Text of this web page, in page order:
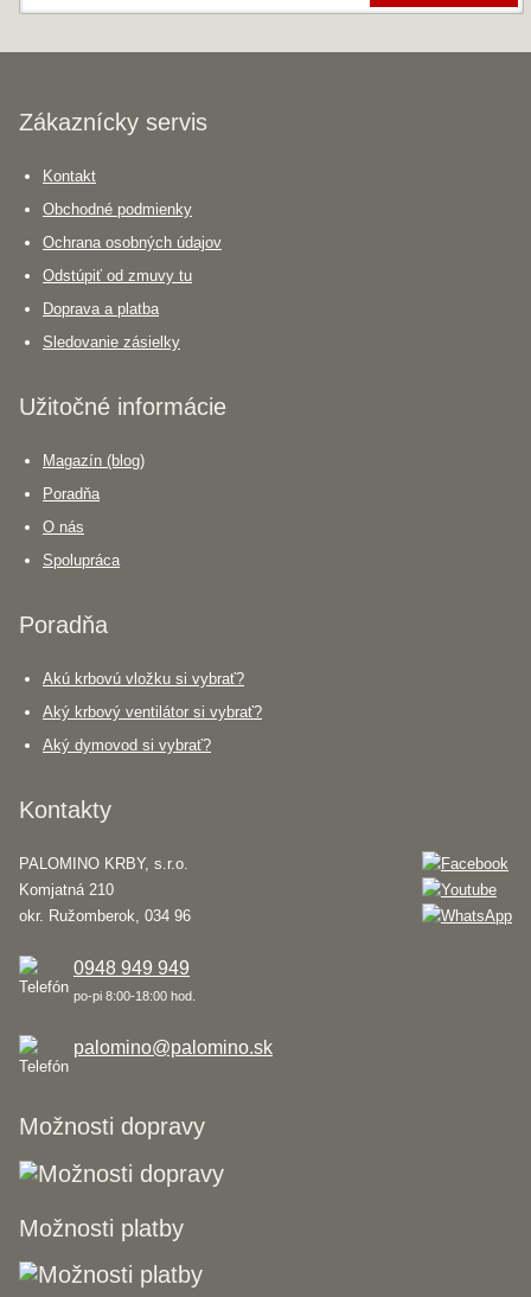
Zákaznícky servis
Kontakt
Obchodné podmienky
Ochrana osobných údajov
Odstúpiť od zmuvy tu
Doprava a platba
Sledovanie zásielky
Užitočné informácie
Magazín (blog)
Poradňa
O nás
Spolupráca
Poradňa
Akú krbovú vložku si vybrať?
Aký krbový ventilátor si vybrať?
Aký dymovod si vybrať?
Kontakty
PALOMINO KRBY, s.r.o.
Komjatná 210
okr. Ružomberok, 034 96
0948 949 949
po-pi 8:00-18:00 hod.
palomino@palomino.sk
Možnosti dopravy
Možnosti platby